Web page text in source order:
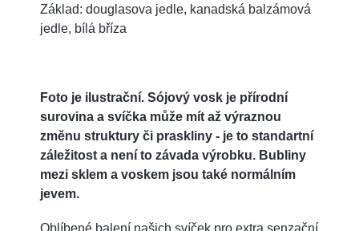
Základ: douglasova jedle, kanadská balzámová
jedle, bílá bříza
Foto je ilustrační. Sójový vosk je přírodní
surovina a svíčka může mít až výraznou
změnu struktury či praskliny - je to standartní
záležitost a není to závada výrobku. Bubliny
mezi sklem a voskem jsou také normálním
jevem.
Oblíbené balení našich svíček pro extra senzační